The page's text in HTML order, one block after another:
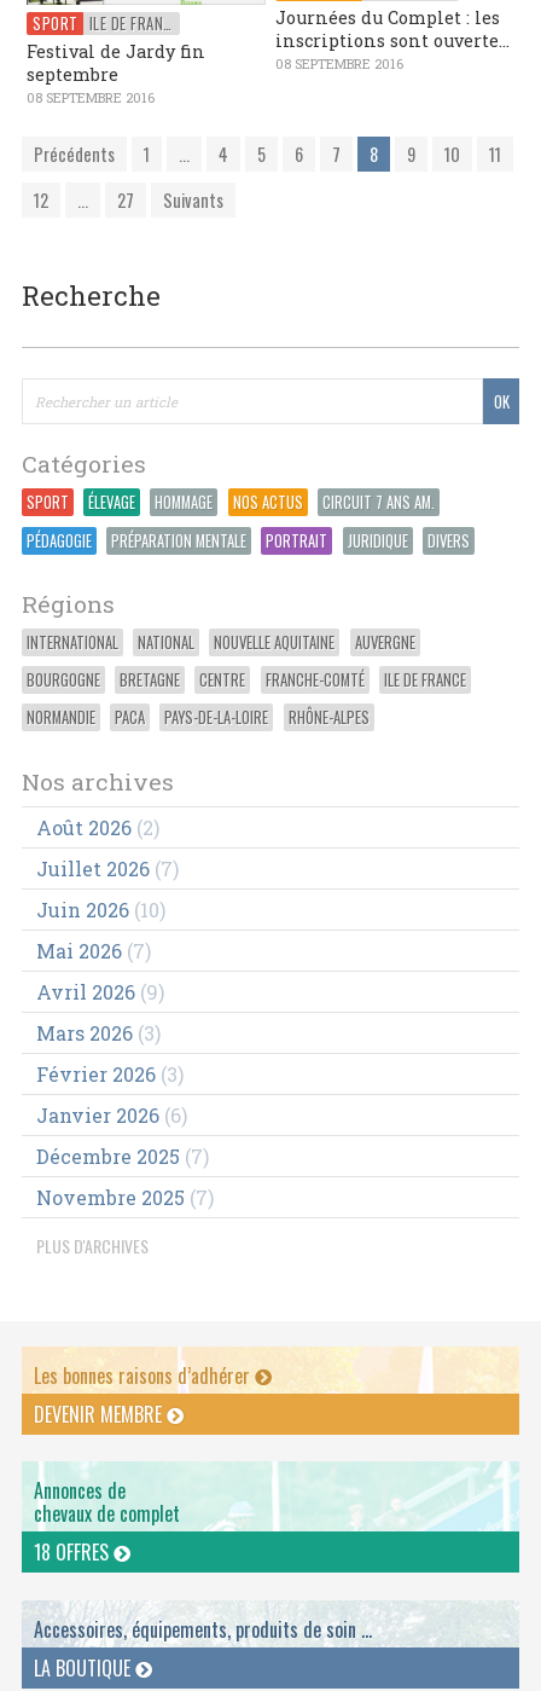
SPORT
ILE DE FRANCE
Festival de Jardy fin
septembre
08 SEPTEMBRE 2016
Journées du Complet : les
inscriptions sont ouverte...
08 SEPTEMBRE 2016
Précédents 1 ... 4 5 6 7 8 9 10
11
12
... 27 Suivants
Recherche
Catégories
SPORT ÉLEVAGE HOMMAGE NOS ACTUS
CIRCUIT 7 ANS AM.
PÉDAGOGIE
PRÉPARATION MENTALE PORTRAIT JURIDIQUE DIVERS
Régions
INTERNATIONAL NATIONAL NOUVELLE AQUITAINE
AUVERGNE
BOURGOGNE
BRETAGNE CENTRE FRANCHE-COMTÉ
ILE DE FRANCE
NORMANDIE
PACA PAYS-DE-LA-LOIRE RHÔNE-ALPES
Nos archives
Août 2026(2)
Juillet 2026(7)
Juin 2026(10)
Mai 2026(7)
Avril 2026(9)
Mars 2026(3)
Février 2026(3)
Janvier 2026(6)
Décembre 2025 (7)
Novembre 2025 (7)
PLUS D'ARCHIVES
Les bonnes raisons d’adhérer
DEVENIR MEMBRE
Annonces de
chevaux de complet
18 OFFRES
Accessoires, équipements, produits de soin ...
LA BOUTIQUE